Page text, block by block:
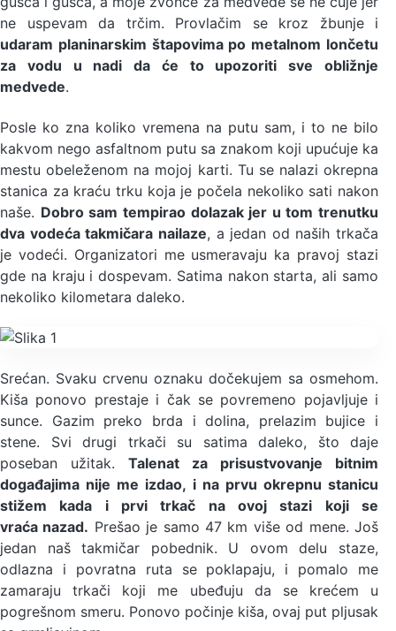
ne uspevam da trčim. Provlačim se kroz žbunje i
udaram planinarskim štapovima po metalnom lončetu
za vodu u nadi da će to upozoriti sve obližnje
medvede.
Posle ko zna koliko vremena na putu sam, i to ne bilo
kakvom nego asfaltnom putu sa znakom koji upućuje ka
mestu obeleženom na mojoj karti. Tu se nalazi okrepna
stanica za kraću trku koja je počela nekoliko sati nakon
naše. Dobro sam tempirao dolazak jer u tom trenutku
dva vodeća takmičara nailaze, a jedan od naših trkača
je vodeći. Organizatori me usmeravaju ka pravoj stazi
gde na kraju i dospevam. Satima nakon starta, ali samo
nekoliko kilometara daleko.
Srećan. Svaku crvenu oznaku dočekujem sa osmehom.
Kiša ponovo prestaje i čak se povremeno pojavljuje i
sunce. Gazim preko brda i dolina, prelazim bujice i
stene. Svi drugi trkači su satima daleko, što daje
poseban užitak. Talenat za prisustvovanje bitnim
događajima nije me izdao, i na prvu okrepnu stanicu
stižem kada i prvi trkač na ovoj stazi koji se
vraća nazad. Prešao je samo 47 km više od mene. Još
jedan naš takmičar pobednik. U ovom delu staze,
odlazna i povratna ruta se poklapaju, i pomalo me
zamaraju trkači koji me ubeđuju da se krećem u
pogrešnom smeru. Ponovo počinje kiša, ovaj put pljusak